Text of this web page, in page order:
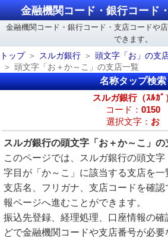
金融機関コード・銀行コード
金融機関コード・銀行コード・支店コードや
できます。
トップ
スルガ銀行
頭文字「お」の支
頭文字「お＋か～こ」の支店一覧
名称タップ検索
スルガ銀行（ｽﾙｶﾞ
コード： 0150
選択文字： お
スルガ銀行の頭文字「お＋か～こ」の
このページでは、スルガ銀行の頭文
字目が「か～こ」に該当する支店を一
支店名、フリガナ、支店コードを確
報ページへ進むことができます。
振込先登録、経理処理、口座情報の
どで金融機関コードや支店番号が必